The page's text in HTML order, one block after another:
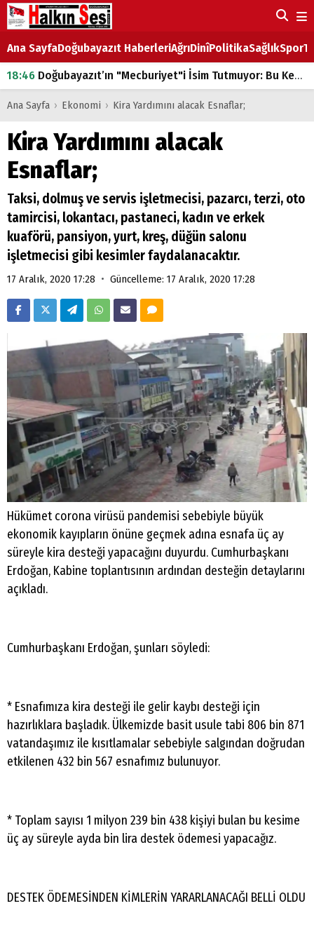
Ana SayfaDoğubayazıt HaberleriAğrıDinîPolitikaSağlıkSpor
18:46 Doğubayazıt’ın "Mecburiyet"i İsim Tutmuyor: Bu Kez de Mem u Zîn Oldu!
07:53Doğubayazıt’ta Ekmek Fiyatlarına Zam
07:16
Doğubayazıt'ta çocukların sırtındaki ağır yük
DEVLET ve HÜKÜMET
18:29ÇARŞI CADDESİ YAZ BOZ TAHTASI
Ana Sayfa › Ekonomi › Kira Yardımını alacak Esnaflar;
Kira Yardımını alacak
Esnaflar;
Taksi, dolmuş ve servis işletmecisi, pazarcı, terzi, oto
tamircisi, lokantacı, pastaneci, kadın ve erkek
kuaförü, pansiyon, yurt, kreş, düğün salonu
işletmecisi gibi kesimler faydalanacaktır.
17 Aralık, 2020 17:28 • Güncelleme: 17 Aralık, 2020 17:28
Hükümet corona virüsü pandemisi sebebiyle büyük
ekonomik kayıpların önüne geçmek adına esnafa üç ay
süreyle kira desteği yapacağını duyurdu. Cumhurbaşkanı
Erdoğan, Kabine toplantısının ardından desteğin detaylarını
açıkladı.
Cumhurbaşkanı Erdoğan, şunları söyledi:
* Esnafımıza kira desteği ile gelir kaybı desteği için
hazırlıklara başladık. Ülkemizde basit usule tabi 806 bin 871
vatandaşımız ile kısıtlamalar sebebiyle salgından doğrudan
etkilenen 432 bin 567 esnafımız bulunuyor.
* Toplam sayısı 1 milyon 239 bin 438 kişiyi bulan bu kesime
üç ay süreyle ayda bin lira destek ödemesi yapacağız.
DESTEK ÖDEMESİNDEN KİMLERİN YARARLANACAĞI BELLİ OLDU